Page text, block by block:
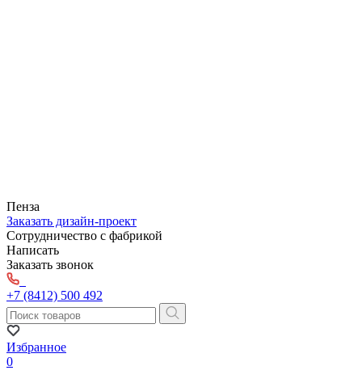
Пенза
Заказать дизайн-проект
Сотрудничество с фабрикой
Написать
Заказать звонок
+7 (8412) 500 492
Избранное
0